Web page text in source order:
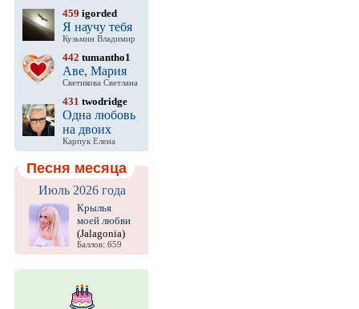
459 igorded
Я научу тебя
Кузьмин Владимир
442 tumantho1
Аве, Мария
Светикова Светлана
431 twodridge
Одна любовь
на двоих
Карпук Елена
Песня месяца
Июль 2026 года
Крылья
моей любви
(Jalagonia)
Баллов: 659